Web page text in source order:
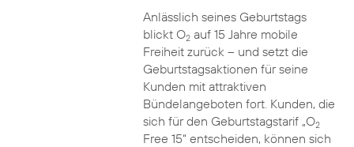
Anlässlich seines Geburtstags
blickt O2auf 15 Jahre mobile
Freiheit zurück – und setzt die
Geburtstagsaktionen für seine
Kunden mit attraktiven
Bündelangeboten fort. Kunden, die
sich für den Geburtstagstarif „O2
Free 15“ entscheiden, können sich